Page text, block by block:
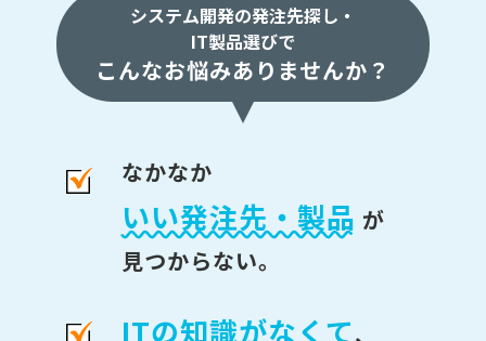
システム開発の発注先探し・
IT製品選びで
こんなお悩みありませんか？
なかなか
いい発注先・製品 が
見つからない。
ITの知識がなくて、